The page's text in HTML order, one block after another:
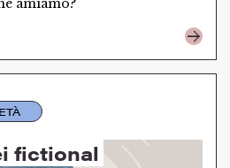
amiamo?
fictional